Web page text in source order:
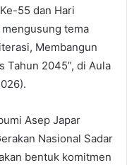
55 dan Hari
tema
Membangun
Tahun 2045”, di Aula
Asep Japar
Nasional Sadar
bentuk komitmen